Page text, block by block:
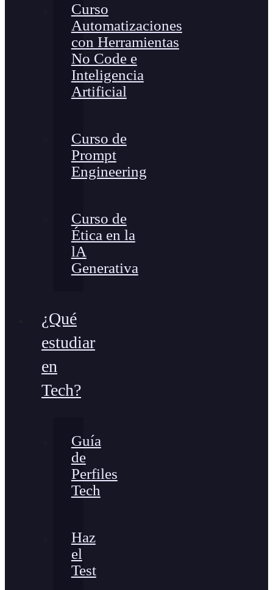
Curso
Automatizaciones
con Herramientas
No Code e
Inteligencia
Artificial
Curso de
Prompt
Engineering
Curso de
Ética en la
lA
Generativa
¿Qué
estudiar
en
Tech?
Guía
de
Perfiles
Tech
Haz
el
Test